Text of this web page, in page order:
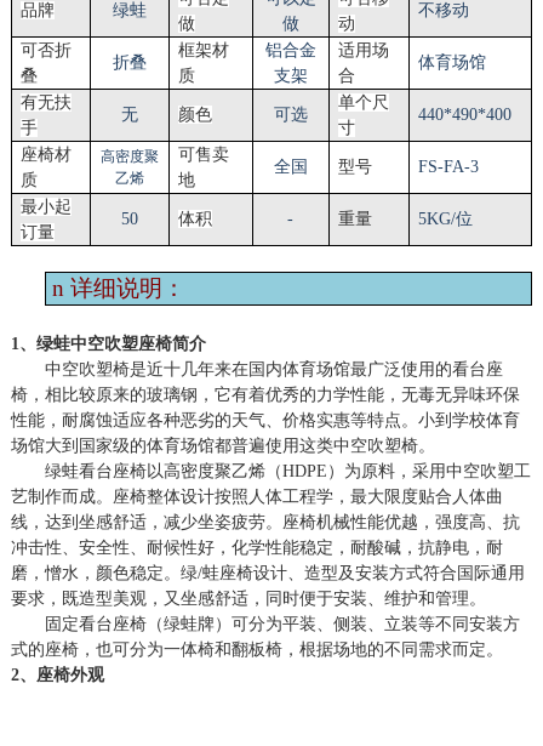
品牌 绿蛙
做
做
动
不移动
可否折
叠
折叠
框架材
质
铝合金
支架
适用场
合
体育场馆
有无扶
手
无 颜色 可选
单个尺
寸
440*490*400
座椅材
质
高密度聚
乙烯
可售卖
地
全国 型号 FS-FA-3
最小起
订量
50 体积 - 重量 5KG/位
n 详细说明：
1、绿蛙中空吹塑座椅简介
中空吹塑椅是近十几年来在国内体育场馆最广泛使用的看台座
椅，相比较原来的玻璃钢，它有着优秀的力学性能，无毒无异味环保
性能，耐腐蚀适应各种恶劣的天气、价格实惠等特点。小到学校体育
场馆大到国家级的体育场馆都普遍使用这类中空吹塑椅。
绿蛙看台座椅以高密度聚乙烯（HDPE）为原料，采用中空吹塑工
艺制作而成。座椅整体设计按照人体工程学，最大限度贴合人体曲
线，达到坐感舒适，减少坐姿疲劳。座椅机械性能优越，强度高、抗
冲击性、安全性、耐候性好，化学性能稳定，耐酸碱，抗静电，耐
磨，憎水，颜色稳定。绿/蛙座椅设计、造型及安装方式符合国际通用
要求，既造型美观，又坐感舒适，同时便于安装、维护和管理。
固定看台座椅（绿蛙牌）可分为平装、侧装、立装等不同安装方
式的座椅，也可分为一体椅和翻板椅，根据场地的不同需求而定。
2、座椅外观